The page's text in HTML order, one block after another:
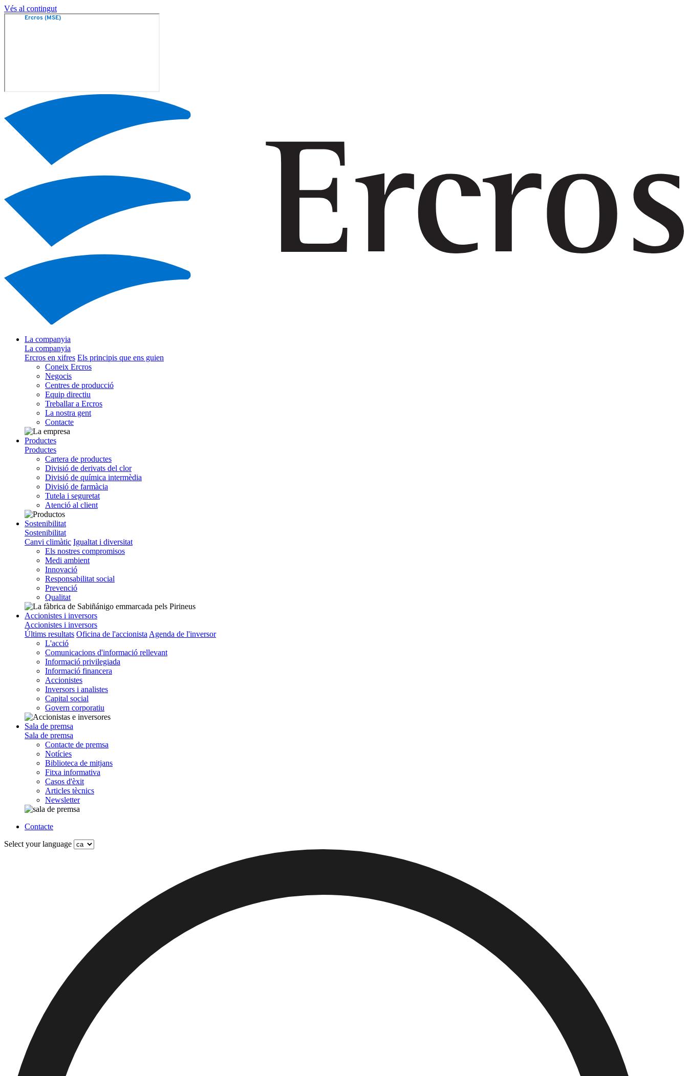
Vés al contingut
La companyia
La companyia
Ercros en xifres Els principis que ens guien
Coneix Ercros
Negocis
Centres de producció
Equip directiu
Treballar a Ercros
La nostra gent
Contacte
Productes
Productes
Cartera de productes
Divisió de derivats del clor
Divisió de química intermèdia
Divisió de farmàcia
Tutela i seguretat
Atenció al client
Sostenibilitat
Sostenibilitat
Canvi climàtic Igualtat i diversitat
Els nostres compromisos
Medi ambient
Innovació
Responsabilitat social
Prevenció
Qualitat
Accionistes i inversors
Accionistes i inversors
Últims resultats Oficina de l'accionista Agenda de l'inversor
L'acció
Comunicacions d'informació rellevant
Informació privilegiada
Informació financera
Accionistes
Inversors i analistes
Capital social
Govern corporatiu
Sala de premsa
Sala de premsa
Contacte de premsa
Notícies
Biblioteca de mitjans
Fitxa informativa
Casos d'èxit
Articles tècnics
Newsletter
Contacte
Select your language